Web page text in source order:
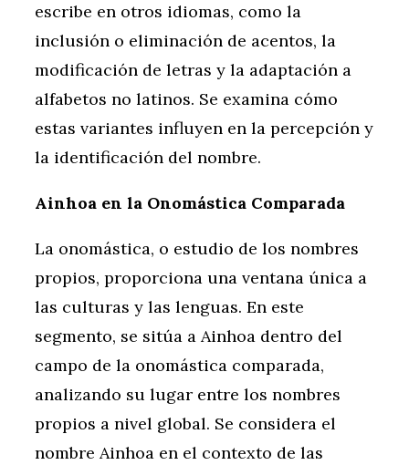
escribe en otros idiomas, como la
inclusión o eliminación de acentos, la
modificación de letras y la adaptación a
alfabetos no latinos. Se examina cómo
estas variantes influyen en la percepción y
la identificación del nombre.
Ainhoa en la Onomástica Comparada
La onomástica, o estudio de los nombres
propios, proporciona una ventana única a
las culturas y las lenguas. En este
segmento, se sitúa a Ainhoa dentro del
campo de la onomástica comparada,
analizando su lugar entre los nombres
propios a nivel global. Se considera el
nombre Ainhoa en el contexto de las